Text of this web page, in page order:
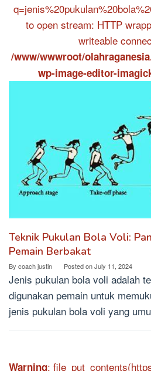
to open stream: HTTP
writeable
/www/wwwroot/
wp-image-editor-
Teknik Pukulan Bola Voli:
Pemain Berbakat
By coach justin Posted onJuly 11, 2024
Jenis pukulan bola voli adalah
digunakan pemain untuk
jenis pukulan bola voli yang
Warning: